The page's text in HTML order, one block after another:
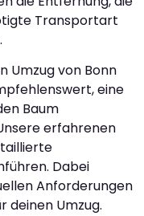
Transportart
Umzug von Bonn
eine
Baum
erfahrenen
Dabei
Anforderungen
deinen Umzug.